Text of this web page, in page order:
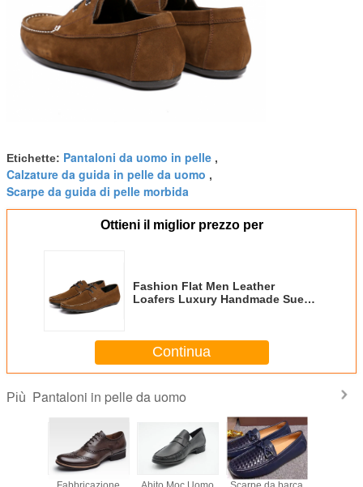
Etichette: Pantaloni da uomo in pelle ,
Calzature da guida in pelle da uomo ,
Scarpe da guida di pelle morbida
Ottieni il miglior prezzo per
Fashion Flat Men Leather
Loafers Luxury Handmade Suede
Continua
Più Pantaloni in pelle da uomo